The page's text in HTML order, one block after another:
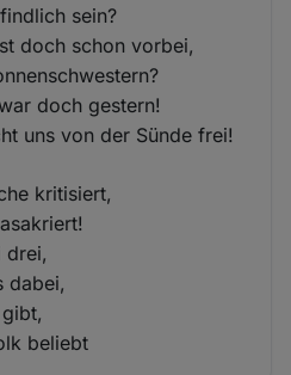
sein?
doch schon vorbei,
doch gestern!
uns von der Sünde frei!
kritisiert,
drei,
dabei,
beliebt